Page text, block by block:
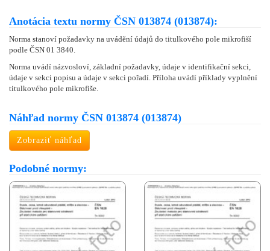
Anotácia textu normy ČSN 013874 (013874):
Norma stanoví požadavky na uvádění údajů do titulkového pole mikrofiší
podle ČSN 01 3840.
Norma uvádí názvosloví, základní požadavky, údaje v identifikační sekci,
údaje v sekci popisu a údaje v sekci pořadí. Příloha uvádí příklady vyplnění
titulkového pole mikrofiše.
Náhľad normy ČSN 013874 (013874)
Zobraziť náhľad
Podobné normy: